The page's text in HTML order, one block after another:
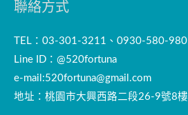
聯絡方式
TEL：03-301-3211、0930-580-980
Line ID：@520fortuna
e-mail:520fortuna@gmail.com
地址：桃園市大興西路二段26-9號8樓